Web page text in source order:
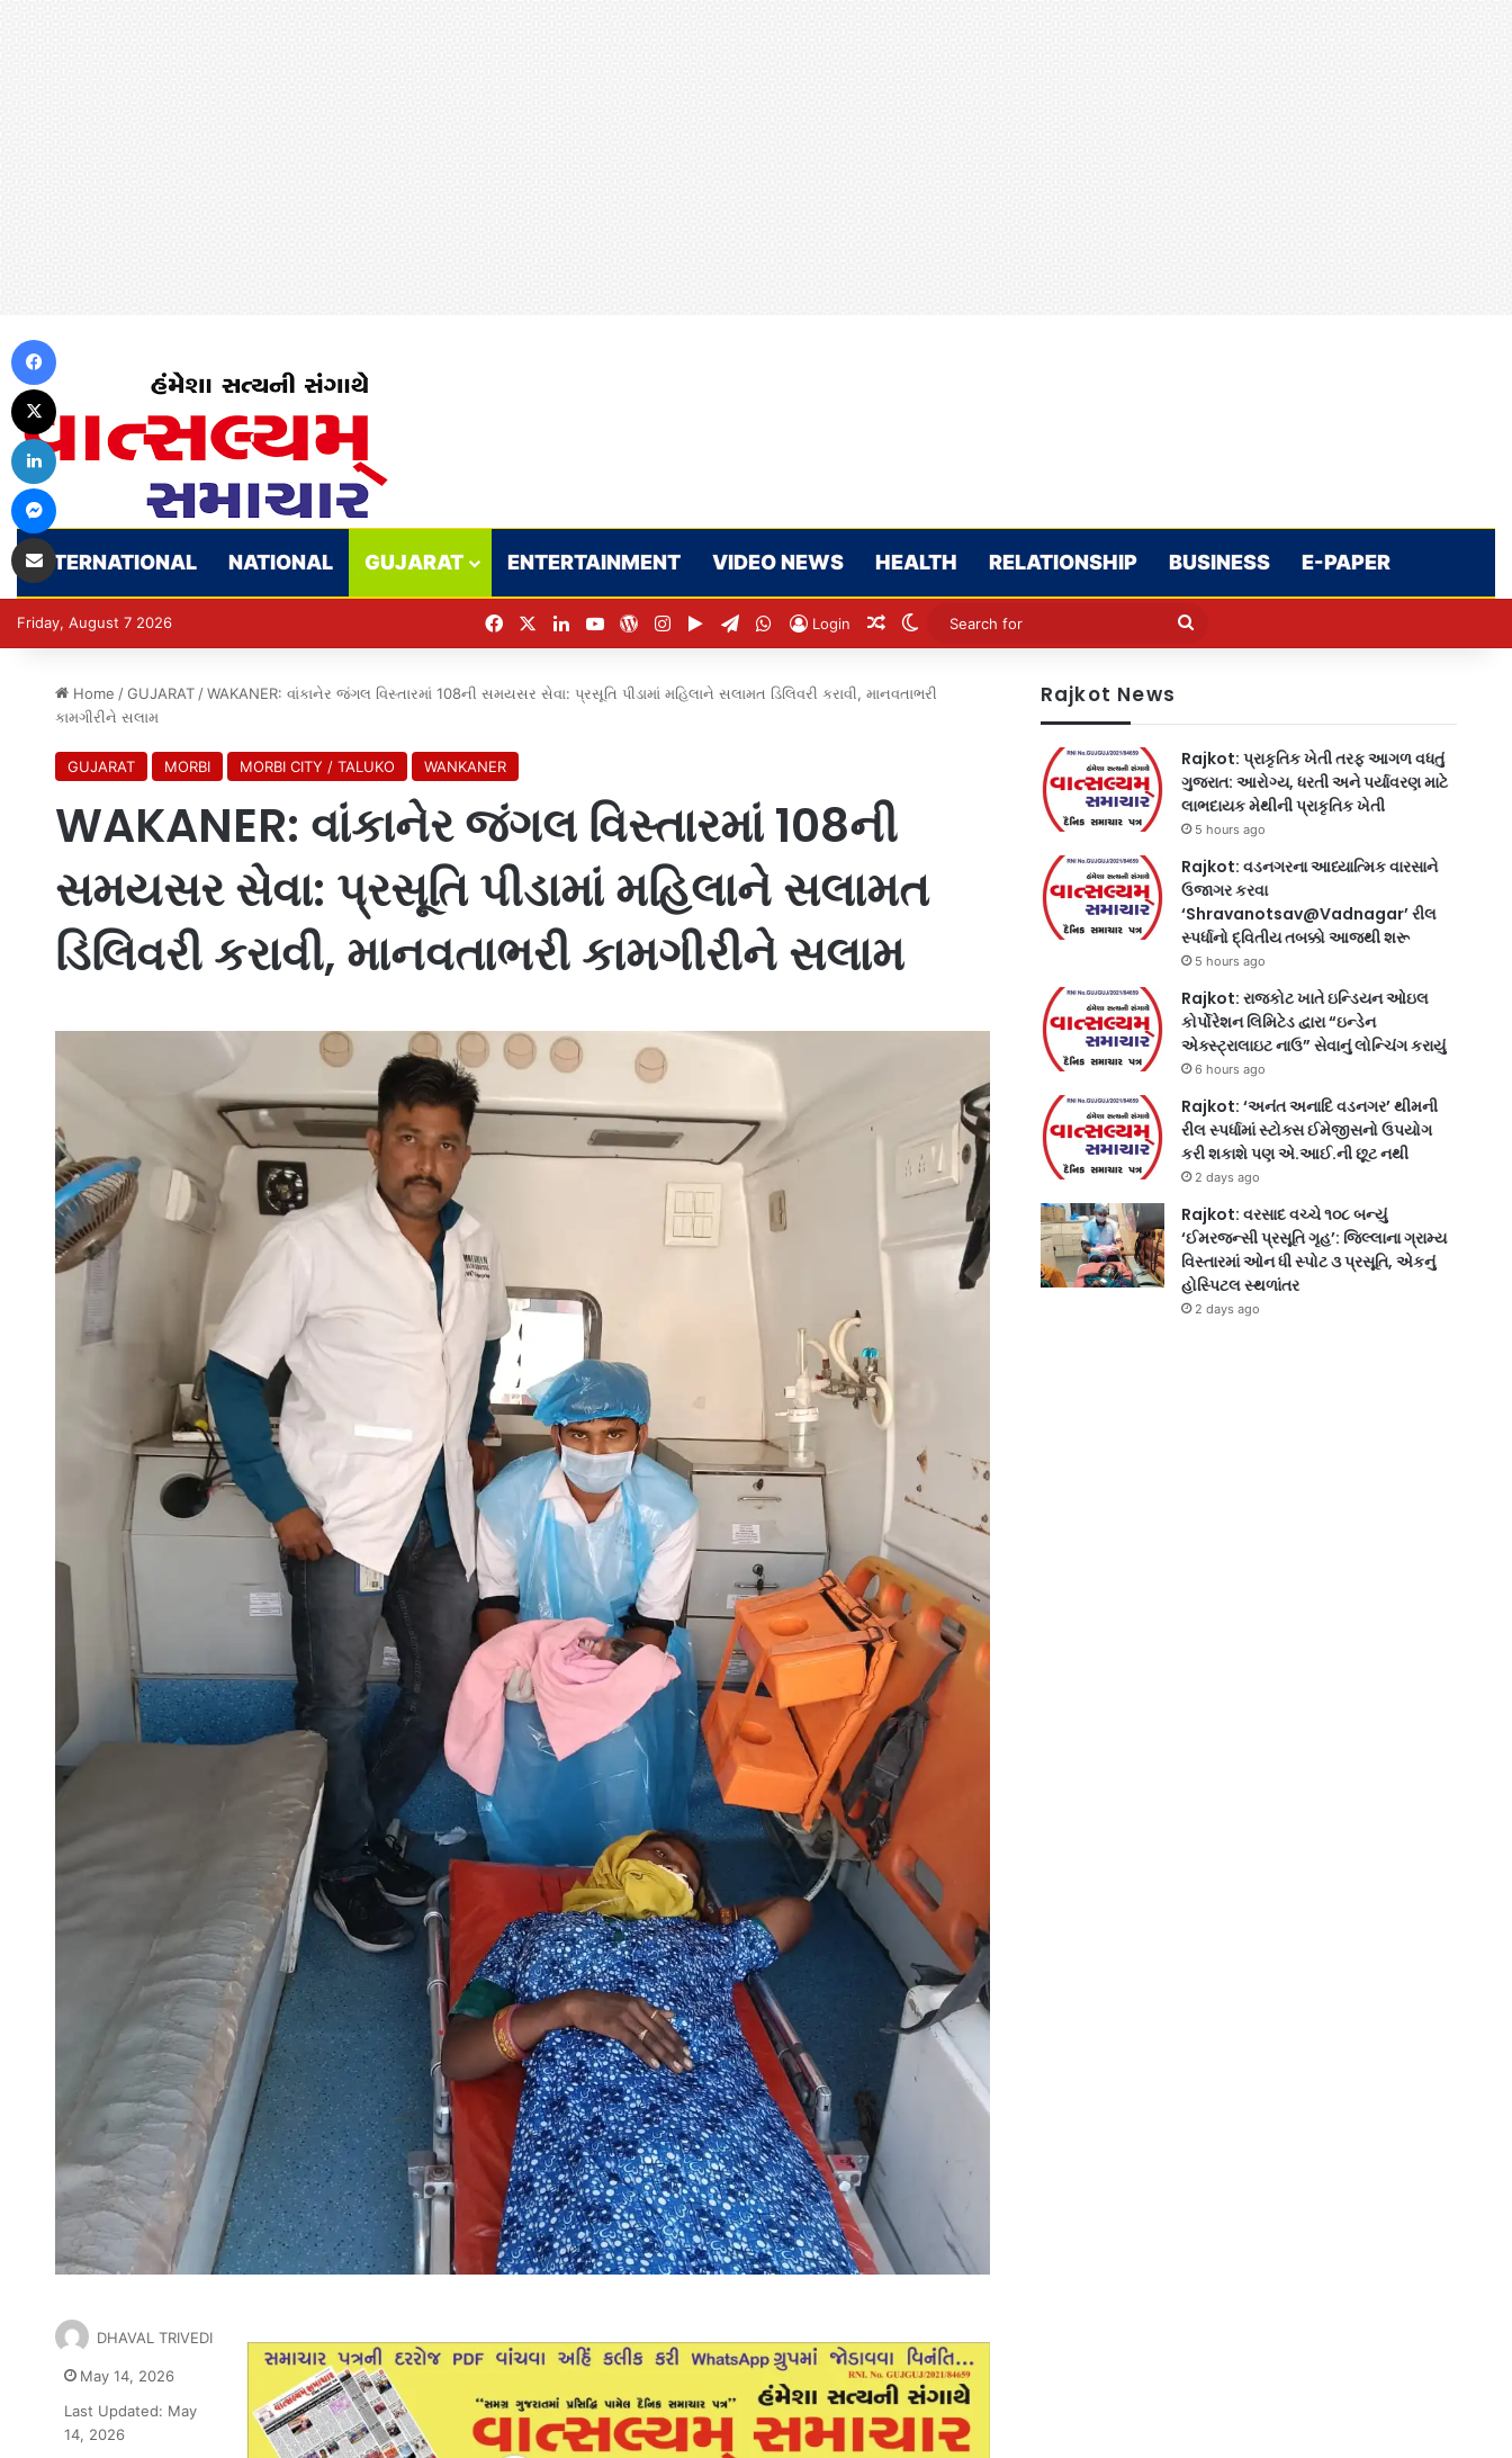
INTERNATIONAL NATIONAL GUJARAT ENTERTAINMENT VIDEO NEWS HEALTH RELATIONSHIP BUSINESS E-PAPER
Friday, August 7 2026 FacebookLinkedInYouTubeWordPress
Instagram
Google Play
Telegram
WhatsApp
Login Random Article
Switch skin
Search
Home / GUJARAT / WAKANER: વાંકાનેર જંગલ વિસ્તારમાં 108ની સમયસર સેવા: પ્રસૂતિ પીડામાં મહિલાને સલામત ડિલિવરી કરાવી, માનવતાભરી
કામગીરીને સલામ
GUJARAT MORBI MORBI CITY / TALUKO WANKANER
WAKANER: વાંકાનેર જંગલ વિસ્તારમાં 108ની
સમયસર સેવા: પ્રસૂતિ પીડામાં મહિલાને સલામત
ડિલિવરી કરાવી, માનવતાભરી કામગીરીને સલામ
DHAVAL TRIVEDI
May 14, 2026
Last Updated: May
14, 2026
Rajkot News
Rajkot: પ્રાકૃતિક ખેતી તરફ આગળ વધતું
ગુજરાત: આરોગ્ય, ધરતી અને પર્યાવરણ માટે
લાભદાયક મેથીની પ્રાકૃતિક ખેતી
5 hours ago
Rajkot: વડનગરના આધ્યાત્મિક વારસાને
ઉજાગર કરવા
‘Shravanotsav@Vadnagar’ રીલ
સ્પર્ધાનો દ્વિતીય તબક્કો આજથી શરૂ
5 hours ago
Rajkot: રાજકોટ ખાતે ઇન્ડિયન ઓઇલ
કોર્પોરેશન લિમિટેડ દ્વારા “ઇન્ડેન
એક્સ્ટ્રાલાઇટ નાઉ” સેવાનું લોન્ચિંગ કરાયું
6 hours ago
Rajkot: ‘અનંત અનાદિ વડનગર’ થીમની
રીલ સ્પર્ધામાં સ્ટોક્સ ઈમેજીસનો ઉપયોગ
કરી શકાશે પણ એ.આઈ.ની છૂટ નથી
2 days ago
Rajkot: વરસાદ વચ્ચે ૧૦૮ બન્યું
‘ઈમરજન્સી પ્રસૂતિ ગૃહ’: જિલ્લાના ગ્રામ્ય
વિસ્તારમાં ઓન ધી સ્પોટ ૩ પ્રસૂતિ, એકનું
હોસ્પિટલ સ્થળાંતર
2 days ago
LinkedIn